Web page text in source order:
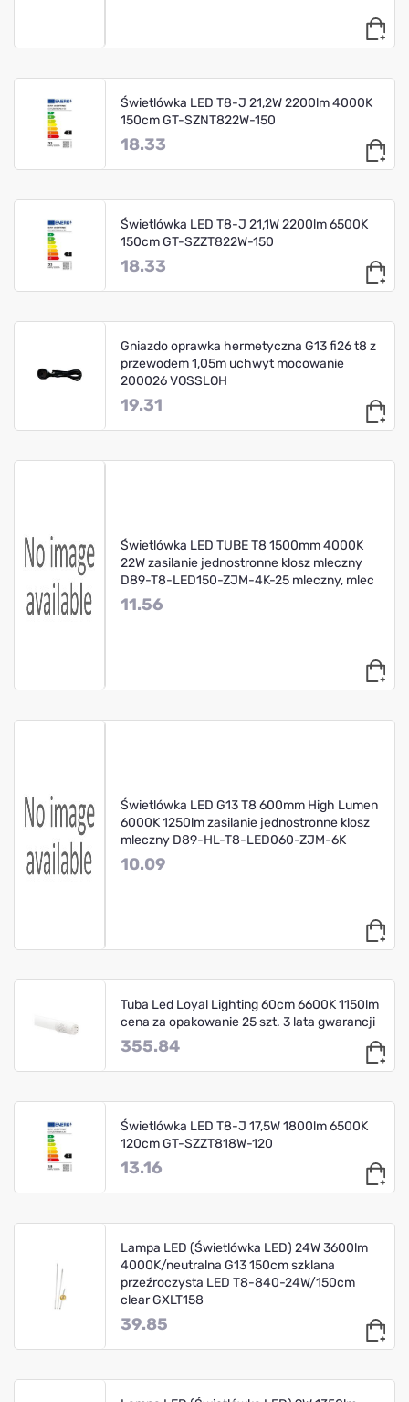
Świetlówka LED T8-J 21,2W 2200lm 4000K
150cm GT-SZNT822W-150
18.33
Świetlówka LED T8-J 21,1W 2200lm 6500K
150cm GT-SZZT822W-150
18.33
Gniazdo oprawka hermetyczna G13 fi26 t8 z
przewodem 1,05m uchwyt mocowanie
200026 VOSSLOH
19.31
Świetlówka LED TUBE T8 1500mm 4000K
22W zasilanie jednostronne klosz mleczny
D89-T8-LED150-ZJM-4K-25 mleczny, mlec
11.56
Świetlówka LED G13 T8 600mm High Lumen
6000K 1250lm zasilanie jednostronne klosz
mleczny D89-HL-T8-LED060-ZJM-6K
10.09
Tuba Led Loyal Lighting 60cm 6600K 1150lm
cena za opakowanie 25 szt. 3 lata gwarancji
355.84
Świetlówka LED T8-J 17,5W 1800lm 6500K
120cm GT-SZZT818W-120
13.16
Lampa LED (Świetlówka LED) 24W 3600lm
4000K/neutralna G13 150cm szklana
przeźroczysta LED T8-840-24W/150cm
clear GXLT158
39.85